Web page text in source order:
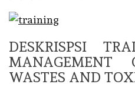
DESKRISPSI
MANAGEMENT
WASTES AND